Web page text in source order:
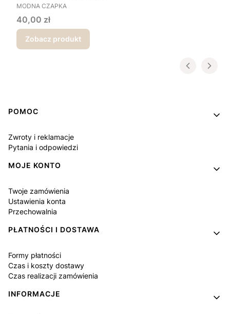
PRODUCENT
MODNA CZAPKA
Cena
40,00 zł
Zobacz produkt
Linki w stopce
POMOC
Zwroty i reklamacje
Pytania i odpowiedzi
MOJE KONTO
Twoje zamówienia
Ustawienia konta
Przechowalnia
PŁATNOŚCI I DOSTAWA
Formy płatności
Czas i koszty dostawy
Czas realizacji zamówienia
INFORMACJE